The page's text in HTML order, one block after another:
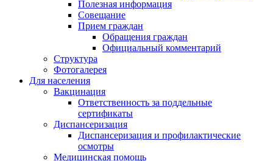
Полезная информация
Совещание
Прием граждан
Обращения граждан
Официальный комментарий
Структура
Фотогалерея
Для населения
Вакцинация
Ответственность за поддельные
сертификаты
Диспансеризация
Диспансеризация и профилактические
осмотры
Медицинская помощь